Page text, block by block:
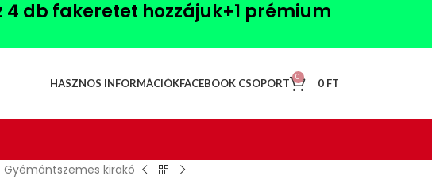
db fakeretet hozzájuk+1 prémium
HASZNOS INFORMÁCIÓKFACEBOOK CSOPORT 0 0 FT
Gyémántszemes kirakó